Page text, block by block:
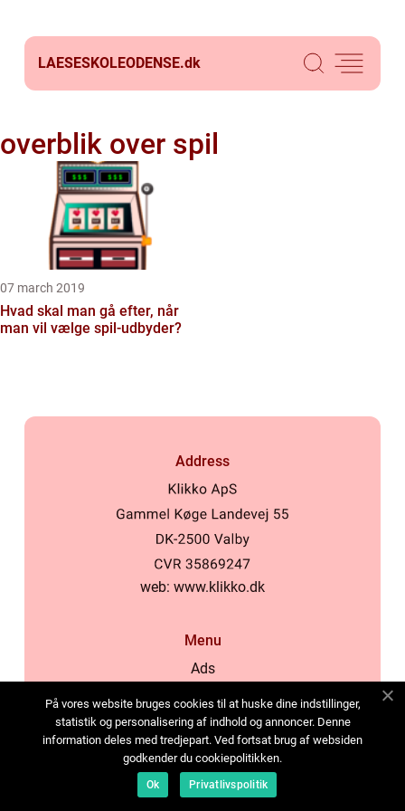
LAESESKOLEODENSE.dk
overblik over spil
07 march 2019
Hvad skal man gå efter, når
man vil vælge spil-udbyder?
Address
web: www.klikko.dk
Menu
Ads
Cookies
Contact
Sitemap
På vores website bruges cookies til at huske dine indstillinger,
statistik og personalisering af indhold og annoncer. Denne
information deles med tredjepart. Ved fortsat brug af websiden
godkender du cookiepolitikken.
Ok Privatlivspolitik